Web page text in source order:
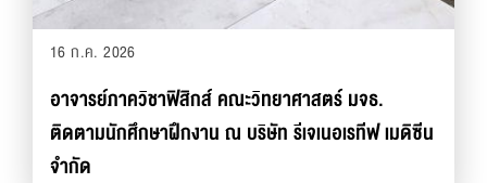
16 ก.ค. 2026
อาจารย์ภาควิชาฟิสิกส์ คณะวิทยาศาสตร์ มจธ.
ติดตามนักศึกษาฝึกงาน ณ บริษัท รีเจเนอเรทีฟ เมดิซีน
จำกัด